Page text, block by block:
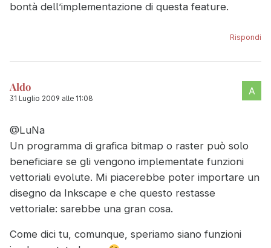
bontà dell’implementazione di questa feature.
Rispondi
Aldo
31 Luglio 2009 alle 11:08
@LuNa
Un programma di grafica bitmap o raster può solo
beneficiare se gli vengono implementate funzioni
vettoriali evolute. Mi piacerebbe poter importare un
disegno da Inkscape e che questo restasse
vettoriale: sarebbe una gran cosa.
Come dici tu, comunque, speriamo siano funzioni